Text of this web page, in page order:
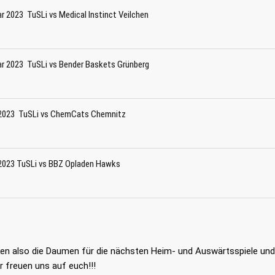
2023 TuSLi vs Medical Instinct Veilchen
2023 TuSLi vs Bender Baskets Grünberg
TuSLi vs ChemCats Chemnitz
TuSLi vs BBZ Opladen Hawks
also die Daumen für die nächsten Heim- und Auswärtsspiele
freuen uns auf euch!!!
für Deutschland
Impressum